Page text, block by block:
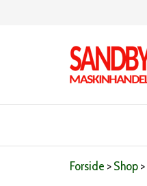
Forside >Shop>